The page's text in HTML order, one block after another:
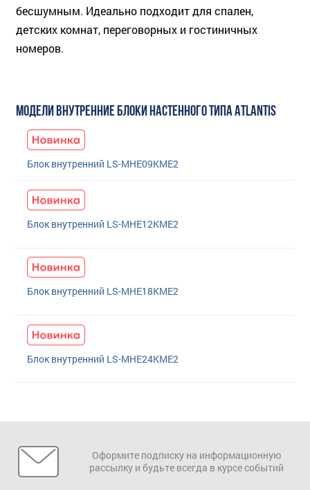
бесшумным. Идеально подходит для спален,
детских комнат, переговорных и гостиничных
номеров.
МОДЕЛИ ВНУТРЕННИЕ БЛОКИ НАСТЕННОГО ТИПА ATLANTIS
Блок внутренний LS-MHE09KME2
Блок внутренний LS-MHE12KME2
Блок внутренний LS-MHE18KME2
Блок внутренний LS-MHE24KME2
Оформите подписку на информационную
рассылку и будьте всегда в курсе событий